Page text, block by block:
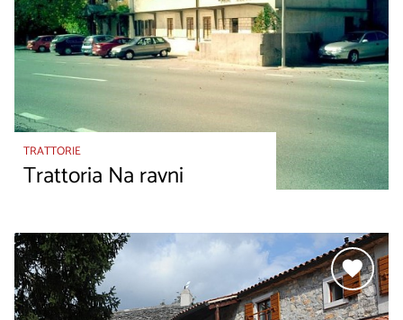
TRATTORIE
Trattoria Na ravni